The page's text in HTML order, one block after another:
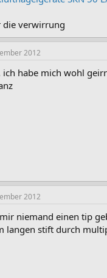
die verwirrung
2012
ich habe mich wohl
2012
niemand einen tip
langen stift durch